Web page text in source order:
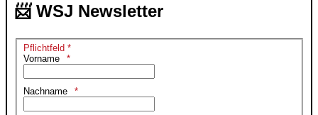
📨 WSJ Newsletter
Pflichtfeld *
Vorname
Nachname